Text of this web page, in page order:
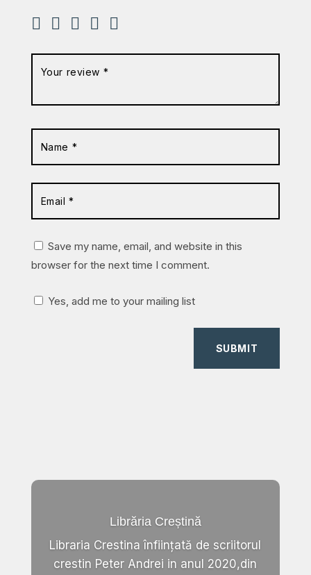
Save my name, email, and website in this
browser for the next time I comment.
Yes, add me to your mailing list
SUBMIT
Librăria Creștină
Libraria Crestina înființată de scriitorul
crestin Peter Andrei in anul 2020,din